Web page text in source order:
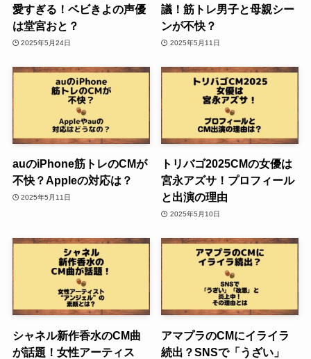
愛すぎる！ベビきよの声優
は堂宮おと？
2025年5月24日
議！筋トレ男子と母親シー
ンが不快？
2025年5月11日
auのiPhone筋トレのCMが
不快？Appleの対応は？
2025年5月11日
トリバゴ2025CMの女優は
宮永アズサ！プロフィール
と出演の理由
2025年5月10日
シャネル新作香水のCM曲
が話題！女性アーティス
アマプラのCMにイライラ
続出？SNSで「うざい」